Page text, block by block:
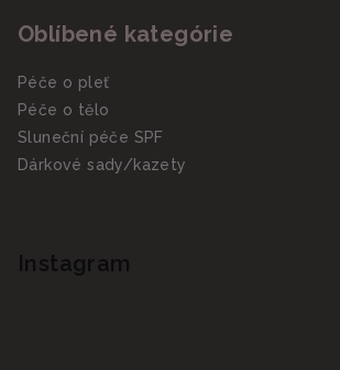
Oblíbené kategórie
Péče o pleť
Péče o tělo
Sluneční péče SPF
Dárkové sady/kazety
Instagram